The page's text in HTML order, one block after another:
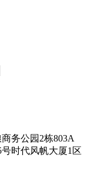
务公园2栋803A
时代风帆大厦1区